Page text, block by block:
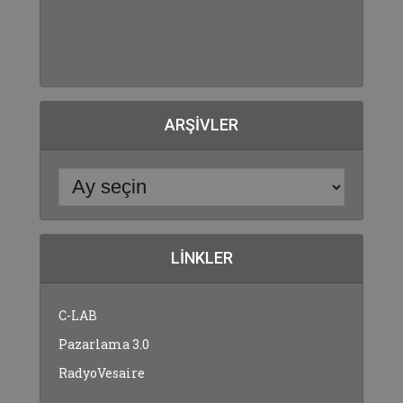
ARŞIVLER
LINKLER
C-LAB
Pazarlama 3.0
RadyoVesaire